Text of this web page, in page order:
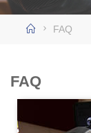
FAQ
FAQ